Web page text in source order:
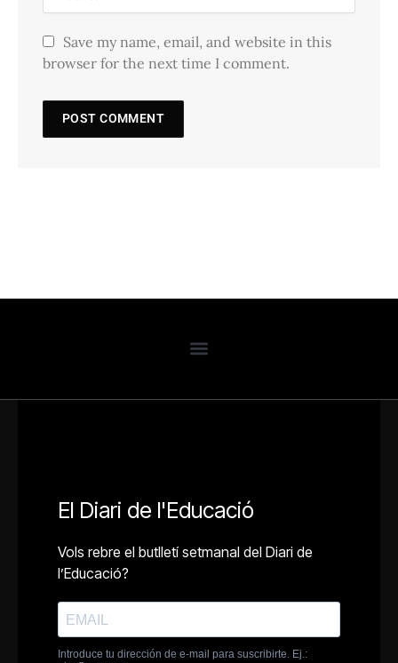
Save my name, email, and website in this
browser for the next time I comment.